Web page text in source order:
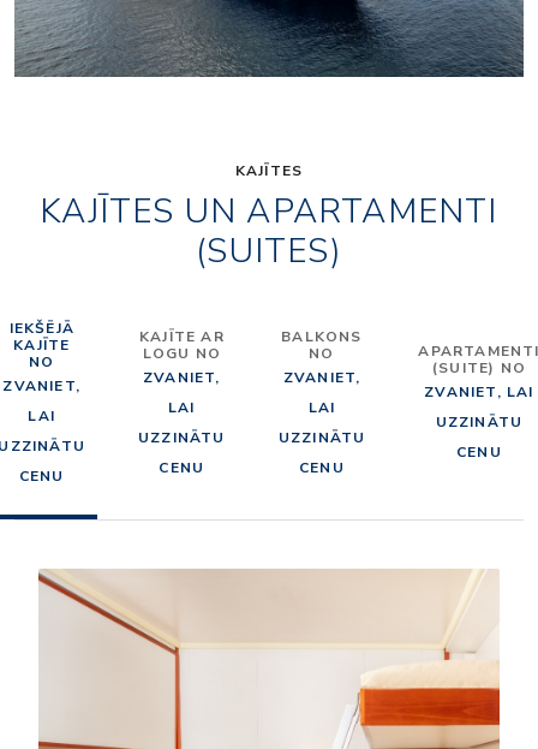
KAJĪTES
KAJĪTES UN APARTAMENTI
(SUITES)
IEKŠĒJĀ
KAJĪTE
NO
ZVANIET,
LAI
CENU
KAJĪTE AR
LOGU NO
ZVANIET,
LAI
UZZINĀTU
CENU
BALKONS
NO
ZVANIET,
LAI
UZZINĀTU
CENU
(SUITE) NO
ZVANIET, LAI
UZZINĀTU
CENU